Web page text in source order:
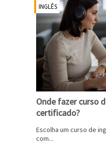
INGLÊS
Onde fazer curso
certificado?
Escolha um curso de
com...